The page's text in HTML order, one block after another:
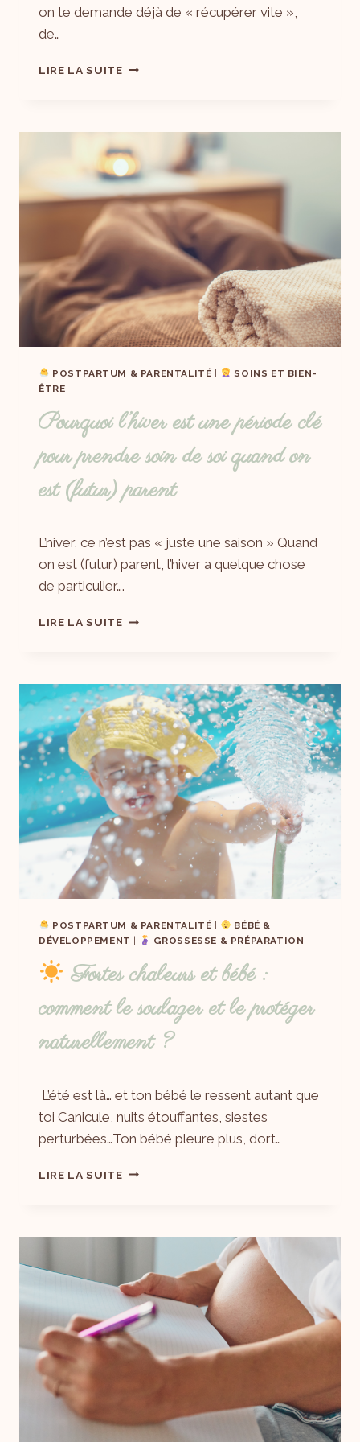
on te demande déjà de « récupérer vite »,
de…
LIRE LA SUITE
POSTPARTUM & PARENTALITÉ
SOINS ET BIEN-
ÊTRE
Pourquoi l’hiver est une période clé
pour prendre soin de soi quand on
est (futur) parent
Laëtitia
L’hiver, ce n’est pas « juste une saison » Quand
on est (futur) parent, l’hiver a quelque chose
de particulier….
LIRE LA SUITE
POSTPARTUM & PARENTALITÉ
BÉBÉ &
DÉVELOPPEMENT
GROSSESSE & PRÉPARATION
Fortes chaleurs et bébé :
comment le soulager et le protéger
naturellement ?
Laëtitia
L’été est là… et ton bébé le ressent autant que
toi Canicule, nuits étouffantes, siestes
perturbées…Ton bébé pleure plus, dort…
LIRE LA SUITE